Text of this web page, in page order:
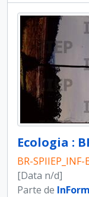
BR-SPIIEP_INF-
[Data n/d]
Parte de